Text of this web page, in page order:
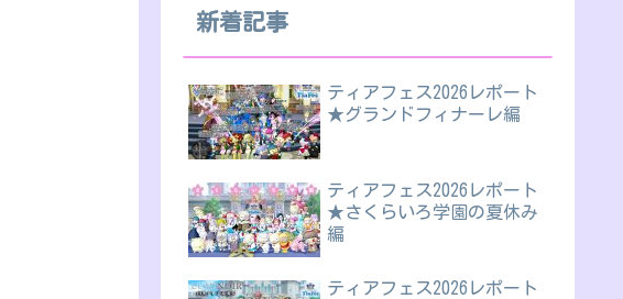
新着記事
ティアフェス2026レポート
★グランドフィナーレ編
ティアフェス2026レポート
★さくらいろ学園の夏休み
編
ティアフェス2026レポート